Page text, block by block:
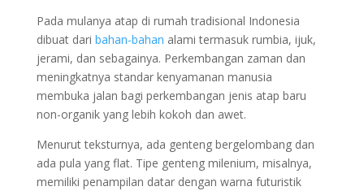
Pada mulanya atap di rumah tradisional Indonesia
dibuat dari bahan-bahan alami termasuk rumbia, ijuk,
jerami, dan sebagainya. Perkembangan zaman dan
meningkatnya standar kenyamanan manusia
membuka jalan bagi perkembangan jenis atap baru
non-organik yang lebih kokoh dan awet.
Menurut teksturnya, ada genteng bergelombang dan
ada pula yang flat. Tipe genteng milenium, misalnya,
memiliki penampilan datar dengan warna futuristik